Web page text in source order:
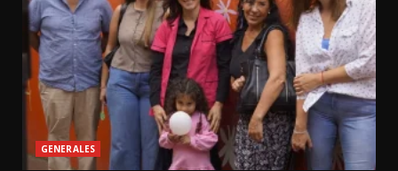
GENERALES